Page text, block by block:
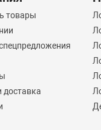
товары
доставка